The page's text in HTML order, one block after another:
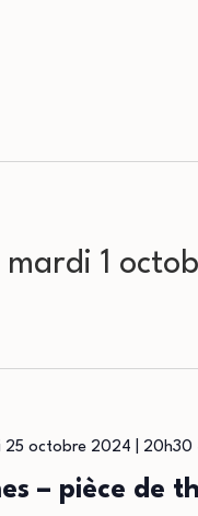
mardi 1
date.
– pièce de
25 octobre 2024 | 20h30